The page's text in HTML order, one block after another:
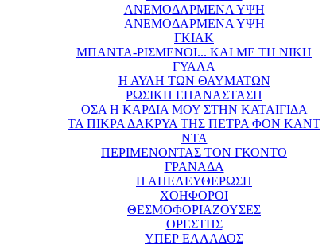
ΑΝΕΜΟΔΑΡΜΕΝΑ ΥΨΗ
ΑΝΕΜΟΔΑΡΜΕΝΑ ΥΨΗ
ΓΚΙΑΚ
ΜΠΑΝΤΑ-ΡΙΣΜΕΝΟΙ... ΚΑΙ ΜΕ ΤΗ ΝΙΚΗ
ΓΥΑΛΑ
Η ΑΥΛΗ ΤΩΝ ΘΑΥΜΑΤΩΝ
ΡΩΣΙΚΗ ΕΠΑΝΑΣΤΑΣΗ
ΟΣΑ Η ΚΑΡΔΙΑ ΜΟΥ ΣΤΗΝ ΚΑΤΑΙΓΙΔΑ
ΤΑ ΠΙΚΡΑ ΔΑΚΡΥΑ ΤΗΣ ΠΕΤΡΑ ΦΟΝ ΚΑΝΤ
ΝΤΑ
ΠΕΡΙΜΕΝΟΝΤΑΣ ΤΟΝ ΓΚΟΝΤΟ
ΓΡΑΝΑΔΑ
Η ΑΠΕΛΕΥΘΕΡΩΣΗ
ΧΟΗΦΟΡΟΙ
ΘΕΣΜΟΦΟΡΙΑΖΟΥΣΕΣ
ΟΡΕΣΤΗΣ
ΥΠΕΡ ΕΛΛΑΔΟΣ